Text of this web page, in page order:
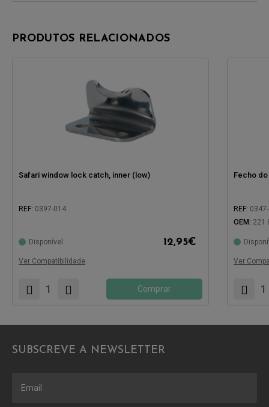
PRODUTOS RELACIONADOS
Safari window lock catch, inner (low)
REF: 0397-014
Disponível 12,95€
Ver Compatibilidade
Comprar
Fecho
REF:
OEM: 221
Ver
SUBSCREVE A NEWSLETTER